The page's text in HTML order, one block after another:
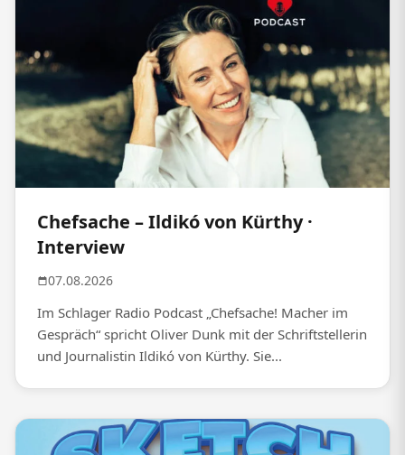
Chefsache – Ildikó von Kürthy ·
Interview
07.08.2026
Im Schlager Radio Podcast „Chefsache! Macher im
Gespräch“ spricht Oliver Dunk mit der Schriftstellerin
und Journalistin Ildikó von Kürthy. Sie...